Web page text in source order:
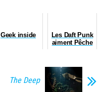
Geek inside
Les Daft Punk
aiment Pêche
The Deep